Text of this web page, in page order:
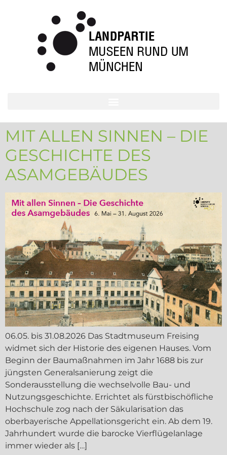
MIT ALLEN SINNEN – DIE
GESCHICHTE DES
ASAMGEBÄUDES
06.05. bis 31.08.2026 Das Stadtmuseum Freising
widmet sich der Historie des eigenen Hauses. Vom
Beginn der Baumaßnahmen im Jahr 1688 bis zur
jüngsten Generalsanierung zeigt die
Sonderausstellung die wechselvolle Bau- und
Nutzungsgeschichte. Errichtet als fürstbischöfliche
Hochschule zog nach der Säkularisation das
oberbayerische Appellationsgericht ein. Ab dem 19.
Jahrhundert wurde die barocke Vierflügelanlage
immer wieder als […]